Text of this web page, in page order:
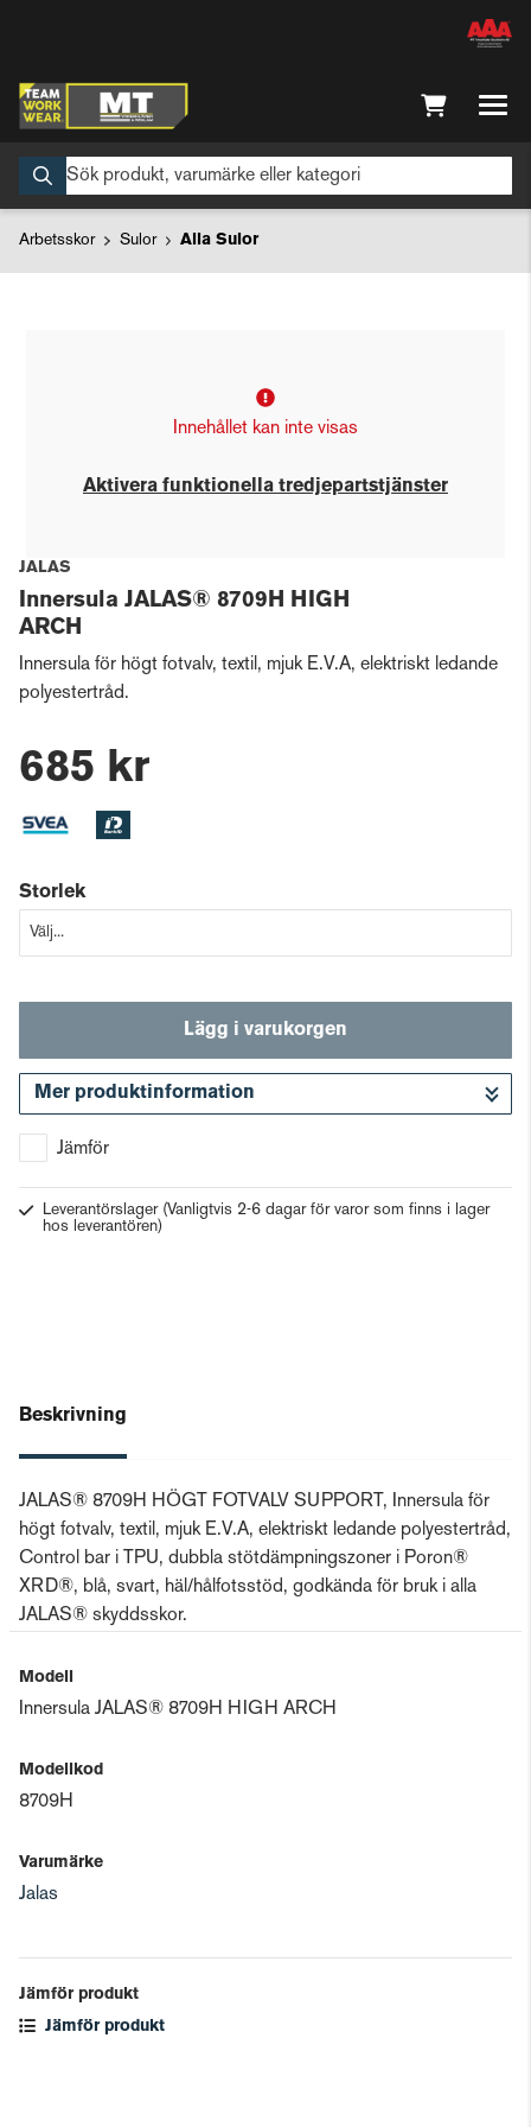
Arbetsskor Sulor Alla Sulor
Innehållet kan inte visas
Aktivera funktionella tredjepartstjänster
JALAS
Innersula JALAS® 8709H HIGH
ARCH
Innersula för högt fotvalv, textil, mjuk E.V.A, elektriskt ledande
polyestertråd.
685 kr
Storlek
Lägg i varukorgen
Mer produktinformation
Jämför
Leverantörslager (Vanligtvis 2-6 dagar för varor som finns i lager
hos leverantören)
Beskrivning
JALAS® 8709H HÖGT FOTVALV SUPPORT, Innersula för
högt fotvalv, textil, mjuk E.V.A, elektriskt ledande polyestertråd,
Control bar i TPU, dubbla stötdämpningszoner i Poron®
XRD®, blå, svart, häl/hålfotsstöd, godkända för bruk i alla
JALAS® skyddsskor.
Modell
Innersula JALAS® 8709H HIGH ARCH
Modellkod
8709H
Varumärke
Jalas
Jämför produkt
Jämför produkt